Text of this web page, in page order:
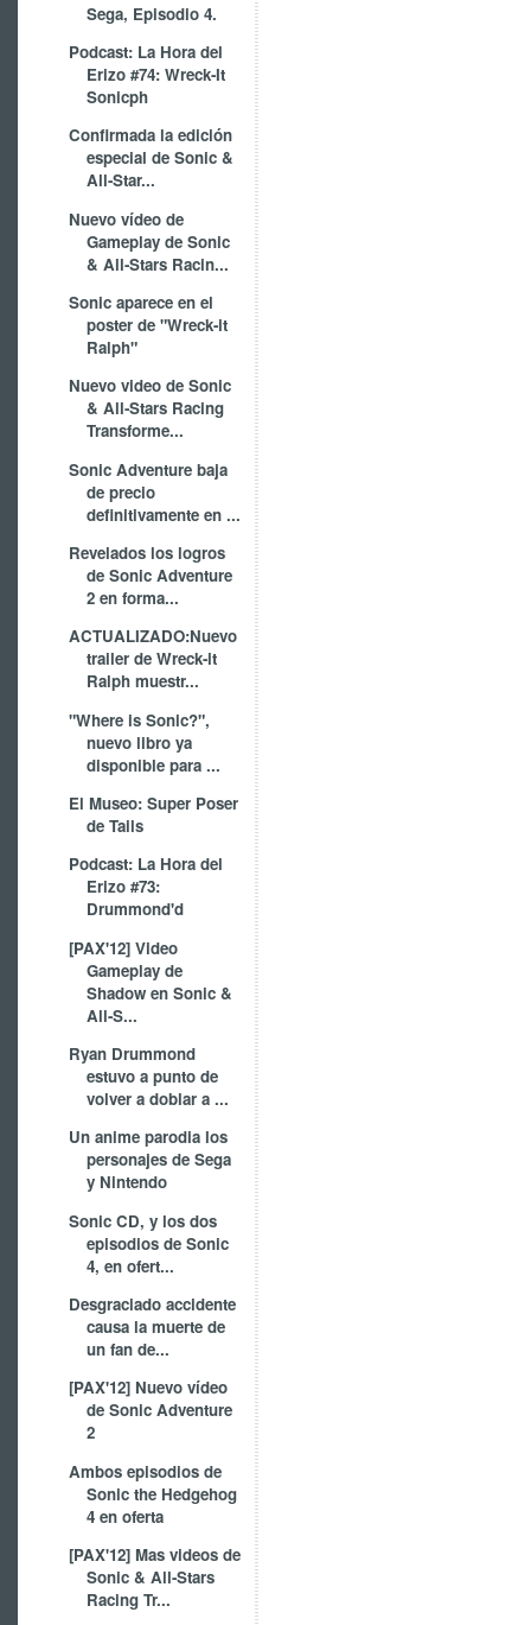
Sega, Episodio 4.
Podcast: La Hora del
Erizo #74: Wreck-It
Sonicph
Confirmada la edición
especial de Sonic &
All-Star...
Nuevo vídeo de
Gameplay de Sonic
& All-Stars Racin...
Sonic aparece en el
poster de "Wreck-it
Ralph"
Nuevo video de Sonic
& All-Stars Racing
Transforme...
Sonic Adventure baja
de precio
definitivamente en ...
Revelados los logros
de Sonic Adventure
2 en forma...
ACTUALIZADO:Nuevo
trailer de Wreck-it
Ralph muestr...
"Where is Sonic?",
nuevo libro ya
disponible para ...
El Museo: Super Poser
de Tails
Podcast: La Hora del
Erizo #73:
Drummond'd
[PAX'12] Video
Gameplay de
Shadow en Sonic &
All-S...
Ryan Drummond
estuvo a punto de
volver a doblar a ...
Un anime parodia los
personajes de Sega
y Nintendo
Sonic CD, y los dos
episodios de Sonic
4, en ofert...
Desgraciado accidente
causa la muerte de
un fan de...
[PAX'12] Nuevo vídeo
de Sonic Adventure
2
Ambos episodios de
Sonic the Hedgehog
4 en oferta
[PAX'12] Mas videos de
Sonic & All-Stars
Racing Tr...